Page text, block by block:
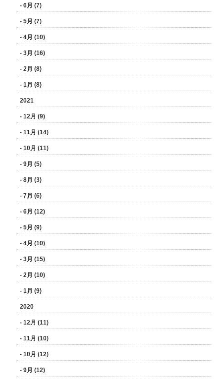
- 6月 (7)
- 5月 (7)
- 4月 (10)
- 3月 (16)
- 2月 (8)
- 1月 (8)
2021
- 12月 (9)
- 11月 (14)
- 10月 (11)
- 9月 (5)
- 8月 (3)
- 7月 (6)
- 6月 (12)
- 5月 (9)
- 4月 (10)
- 3月 (15)
- 2月 (10)
- 1月 (9)
2020
- 12月 (11)
- 11月 (10)
- 10月 (12)
- 9月 (12)